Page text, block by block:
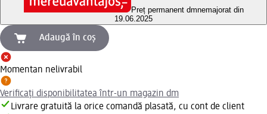
Preț permanent dmnemajorat din
19.06.2025
Adaugă în coș
Momentan nelivrabil
Verificați disponibilitatea într-un magazin dm
Livrare gratuită la orice comandă plasată, cu cont de client